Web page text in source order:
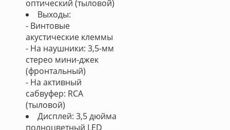
оптический (тыловой)
Выходы:
- Винтовые
акустические клеммы
- На наушники: 3,5-мм
стерео мини-джек
(фронтальный)
- На активный
сабвуфер: RCA
(тыловой)
Дисплей: 3,5 дюйма
полноцветный LED